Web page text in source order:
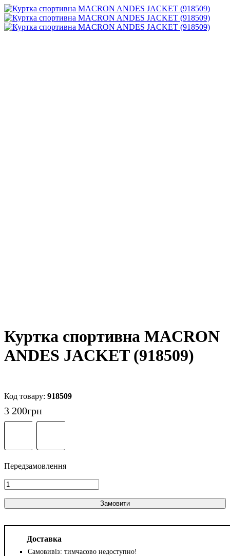
Куртка спортивна MACRON
ANDES JACKET (918509)
918509
3 200грн
Замовити
Доставка
Самовивіз: тимчасово недоступно!